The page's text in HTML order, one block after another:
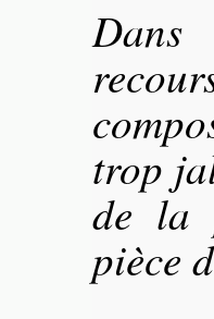
trop
de la
pièce